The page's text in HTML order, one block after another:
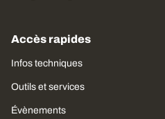
Accès rapides
Infos techniques
Outils et services
Évènements